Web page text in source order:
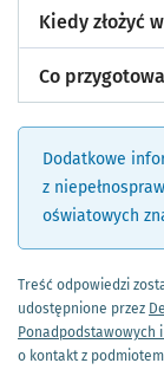
Kiedy złożyć
Co
Dodatkowe
z
oświatowych
Treść odpowiedzi
udostępnione przez
Ponadpodstawowych
o kontakt z